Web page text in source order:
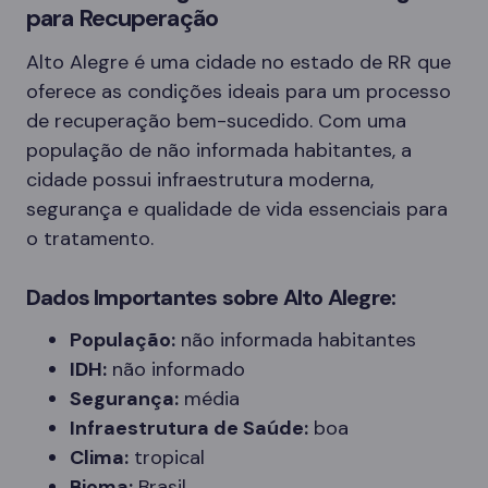
para Recuperação
Alto Alegre é uma cidade no estado de RR que
oferece as condições ideais para um processo
de recuperação bem-sucedido. Com uma
população de não informada habitantes, a
cidade possui infraestrutura moderna,
segurança e qualidade de vida essenciais para
o tratamento.
Dados Importantes sobre Alto Alegre:
População: não informada habitantes
IDH: não informado
Segurança: média
Infraestrutura de Saúde: boa
Clima: tropical